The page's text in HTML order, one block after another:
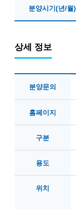
분양시기(년/월)
상세 정보
분양문의
홈페이지
구분
용도
위치